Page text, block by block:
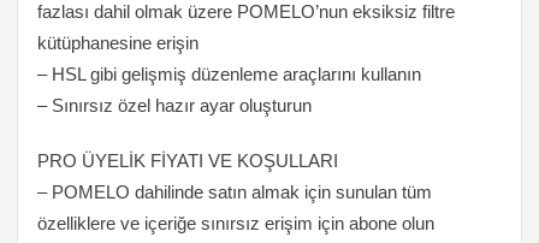
fazlası dahil olmak üzere POMELO’nun eksiksiz filtre
kütüphanesine erişin
– HSL gibi gelişmiş düzenleme araçlarını kullanın
– Sınırsız özel hazır ayar oluşturun
PRO ÜYELİK FİYATI VE KOŞULLARI
– POMELO dahilinde satın almak için sunulan tüm
özelliklere ve içeriğe sınırsız erişim için abone olun